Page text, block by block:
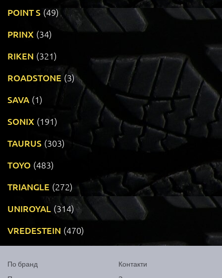
POINT S (49)
PRINX (34)
RIKEN (321)
ROADSTONE (3)
SAVA (1)
SONIX (191)
TAURUS (303)
TOYO (483)
TRIANGLE (272)
UNIROYAL (314)
VREDESTEIN (470)
По бранд
Контакти